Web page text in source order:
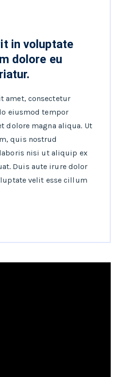
in voluptate
dolore eu
amet, consectetur
eiusmod tempor
dolore magna aliqua. Ut
quis nostrud
nisi ut aliquip ex
Duis aute irure dolor
velit esse cillum